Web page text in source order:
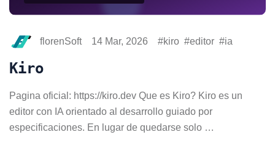
florenSoft 14 Mar, 2026 kiro editor ia
Kiro
Pagina oficial: https://kiro.dev Que es Kiro? Kiro es un
editor con IA orientado al desarrollo guiado por
especificaciones. En lugar de quedarse solo …